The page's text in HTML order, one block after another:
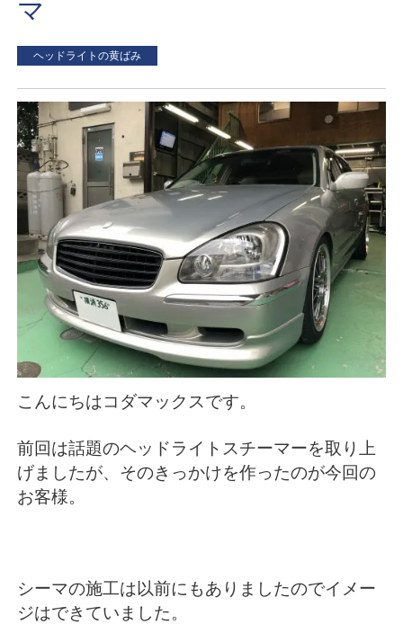
マ
ヘッドライトの黄ばみ
こんにちはコダマックスです。
前回は話題のヘッドライトスチーマーを取り上
げましたが、そのきっかけを作ったのが今回の
お客様。
シーマの施工は以前にもありましたのでイメー
ジはできていました。